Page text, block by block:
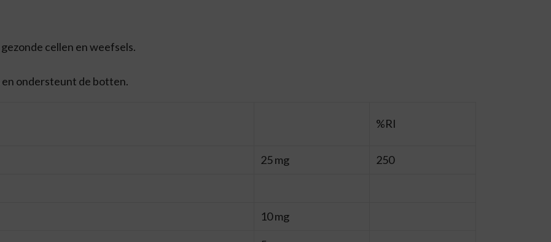
cellen en weefsels.
en ondersteunt de botten.
%RI
25 mg 250
10 mg